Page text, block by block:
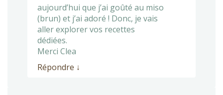
aujourd’hui que j’ai goûté au miso
(brun) et j’ai adoré ! Donc, je vais
aller explorer vos recettes
dédiées.
Merci Clea
Répondre ↓